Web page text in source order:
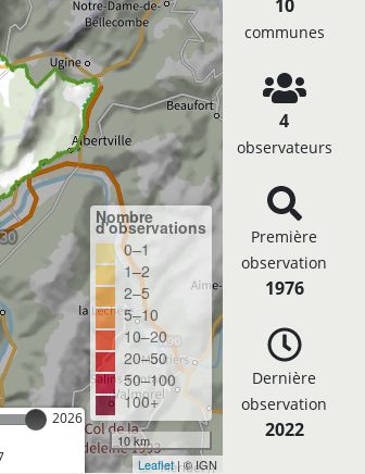
2026
Nombre
d'observations
0–1
1–2
2–5
5–10
10–20
20–50
50–100
100+
10 km
Leaflet| © IGN
10
communes
4
observateurs
Première
observation
1976
Dernière
observation
2022